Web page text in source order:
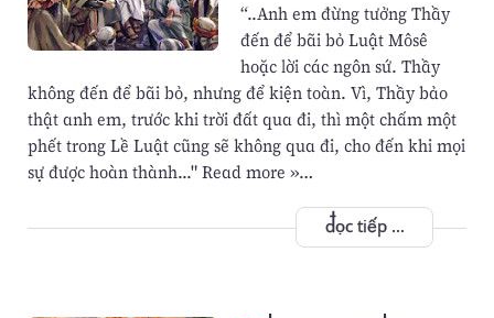
“..Anh em đừng tưởng Thầy
đến để bãi bỏ Luật Môsê
hoặc lời các ngôn sứ. Thầy
không đến để bãi bỏ, nhưng để kiện toàn. Vì, Thầy bảo
thật anh em, trước khi trời đất qua đi, thì một chấm một
phết trong Lề Luật cũng sẽ không qua đi, cho đến khi mọi
sự được hoàn thành..." Read more »…
đọc tiếp ...